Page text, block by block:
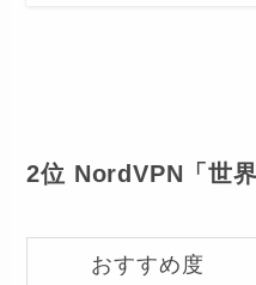
2位 NordVPN「世
おすすめ度